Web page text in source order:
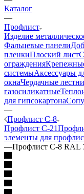
Каталог
—
Профлист
Изделие
Фальцевые панели
пленкиПлоский лист
ограждения
системыАксессуары
окнаЧердачные
газосиликатные
для гипсокартона
—
Профлист C-8
Профлист C-21
элементы для
—Профлист C-8 RAL